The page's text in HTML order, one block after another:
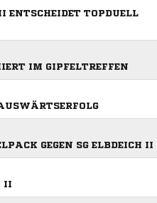
ENTSCHEIDET TOPDUELL
IM GIPFELTREFFEN
GEGEN SG ELBDEICH II
II